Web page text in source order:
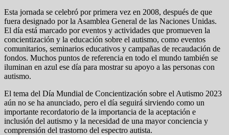
Esta jornada se celebró por primera vez en 2008, después de que
fuera designado por la Asamblea General de las Naciones Unidas.
El día está marcado por eventos y actividades que promueven la
concientización y la educación sobre el autismo, como eventos
comunitarios, seminarios educativos y campañas de recaudación de
fondos. Muchos puntos de referencia en todo el mundo también se
iluminan en azul ese día para mostrar su apoyo a las personas con
autismo.
El tema del Día Mundial de Concientización sobre el Autismo 2023
aún no se ha anunciado, pero el día seguirá sirviendo como un
importante recordatorio de la importancia de la aceptación e
inclusión del autismo y la necesidad de una mayor conciencia y
comprensión del trastorno del espectro autista.